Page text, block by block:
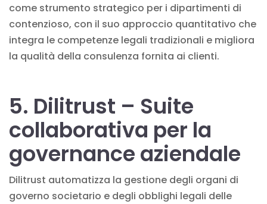
come strumento strategico per i dipartimenti di
contenzioso, con il suo approccio quantitativo che
integra le competenze legali tradizionali e migliora
la qualità della consulenza fornita ai clienti.
5. Dilitrust – Suite
collaborativa per la
governance aziendale
Dilitrust automatizza la gestione degli organi di
governo societario e degli obblighi legali delle